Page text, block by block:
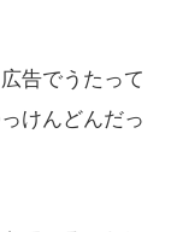
告でうたって
けんどんだっ